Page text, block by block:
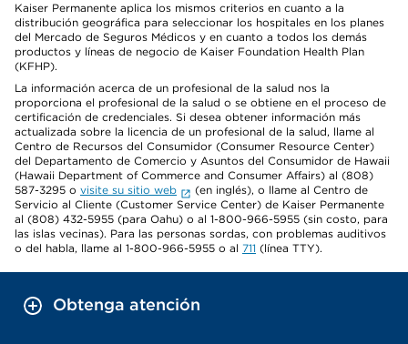
Kaiser Permanente aplica los mismos criterios en cuanto a la
distribución geográfica para seleccionar los hospitales en los planes
del Mercado de Seguros Médicos y en cuanto a todos los demás
productos y líneas de negocio de Kaiser Foundation Health Plan
(KFHP).
La información acerca de un profesional de la salud nos la
proporciona el profesional de la salud o se obtiene en el proceso de
certificación de credenciales. Si desea obtener información más
actualizada sobre la licencia de un profesional de la salud, llame al
Centro de Recursos del Consumidor (Consumer Resource Center)
del Departamento de Comercio y Asuntos del Consumidor de Hawaii
(Hawaii Department of Commerce and Consumer Affairs) al (808)
587-3295 o visite su sitio web
(en inglés), o llame al Centro de
Servicio al Cliente (Customer Service Center) de Kaiser Permanente
al (808) 432-5955 (para Oahu) o al 1-800-966-5955 (sin costo, para
las islas vecinas). Para las personas sordas, con problemas auditivos
o del habla, llame al 1-800-966-5955 o al 711 (línea TTY).
Obtenga atención